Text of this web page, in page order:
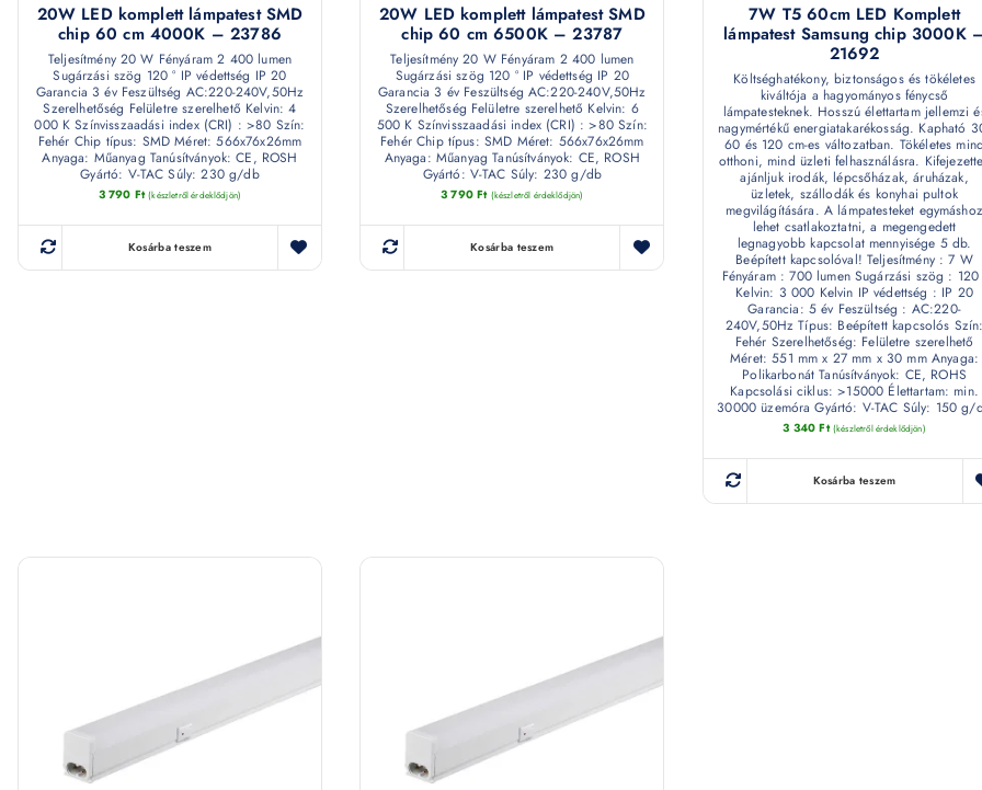
20W LED komplett lámpatest SMD
chip 60 cm 4000K – 23786
Teljesítmény 20 W Fényáram 2 400 lumen
Sugárzási szög 120 ° IP védettség IP 20
Garancia 3 év Feszültség AC:220-240V,50Hz
Szerelhetőség Felületre szerelhető Kelvin: 4
000 K Színvisszaadási index (CRI) : >80 Szín:
Fehér Chip típus: SMD Méret: 566x76x26mm
Anyaga: Műanyag Tanúsítványok: CE, ROSH
Gyártó: V-TAC Súly: 230 g/db
3 790 Ft (készletről érdeklődjön)
Kosárba teszem
20W LED komplett lámpatest SMD
chip 60 cm 6500K – 23787
Teljesítmény 20 W Fényáram 2 400 lumen
Sugárzási szög 120 ° IP védettség IP 20
Garancia 3 év Feszültség AC:220-240V,50Hz
Szerelhetőség Felületre szerelhető Kelvin: 6
500 K Színvisszaadási index (CRI) : >80 Szín:
Fehér Chip típus: SMD Méret: 566x76x26mm
Anyaga: Műanyag Tanúsítványok: CE, ROSH
Gyártó: V-TAC Súly: 230 g/db
3 790Ft (készletről érdeklődjön)
Kosárba teszem
7W T5 60cm LED Komplett
lámpatest Samsung chip 3000K
21692
Költséghatékony, biztonságos és tökéletes
kiváltója a hagyományos fénycső
lámpatesteknek. Hosszú élettartam jellemzi
nagymértékű energiatakarékosság. Kapható
60 és 120 cm-es változatban. Tökéletes mind
otthoni, mind üzleti felhasználásra.
ajánljuk irodák, lépcsőházak, áruházak,
üzletek, szállodák és konyhai pultok
megvilágítására. A lámpatesteket egymáshoz
lehet csatlakoztatni, a megengedett
legnagyobb kapcsolat mennyisége 5 db.
Beépített kapcsolóval! Teljesítmény : 7 W
Fényáram : 700 lumen Sugárzási szög : 120
Kelvin: 3 000 Kelvin IP védettség : IP 20
Garancia: 5 év Feszültség : AC:220-
240V,50Hz Típus: Beépített kapcsolós Szín:
Fehér Szerelhetőség: Felületre szerelhető
Méret: 551 mm x 27 mm x 30 mm Anyaga:
Polikarbonát Tanúsítványok: CE, ROHS
Kapcsolási ciklus: >15000 Élettartam: min.
30000 üzemóra Gyártó: V-TAC Súly: 150 g/
3 340Ft (készletről érdeklődjön)
Kosárba teszem